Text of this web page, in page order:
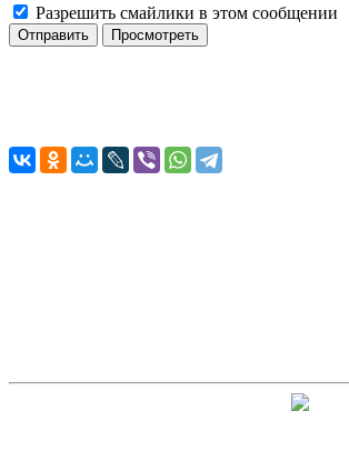
Разрешить смайлики в этом сообщении